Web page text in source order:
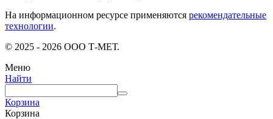
На информационном ресурсе применяются рекомендательные
технологии.
© 2025 - 2026 ООО Т-МЕТ.
Меню
Найти
Корзина
Корзина